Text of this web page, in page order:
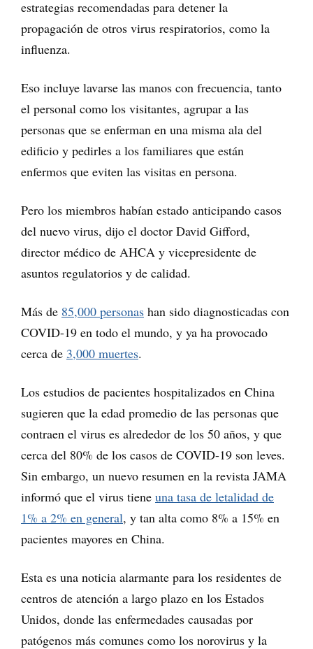
estrategias recomendadas para detener la
propagación de otros virus respiratorios, como la
influenza.
Eso incluye lavarse las manos con frecuencia, tanto
el personal como los visitantes, agrupar a las
personas que se enferman en una misma ala del
edificio y pedirles a los familiares que están
enfermos que eviten las visitas en persona.
Pero los miembros habían estado anticipando casos
del nuevo virus, dijo el doctor David Gifford,
director médico de AHCA y vicepresidente de
asuntos regulatorios y de calidad.
Más de 85,000 personas han sido diagnosticadas con
COVID-19 en todo el mundo, y ya ha provocado
cerca de 3,000 muertes.
Los estudios de pacientes hospitalizados en China
sugieren que la edad promedio de las personas que
contraen el virus es alrededor de los 50 años, y que
cerca del 80% de los casos de COVID-19 son leves.
Sin embargo, un nuevo resumen en la revista JAMA
informó que el virus tiene una tasa de letalidad de
1% a 2% en general, y tan alta como 8% a 15% en
pacientes mayores en China.
Esta es una noticia alarmante para los residentes de
centros de atención a largo plazo en los Estados
Unidos, donde las enfermedades causadas por
patógenos más comunes como los norovirus y la